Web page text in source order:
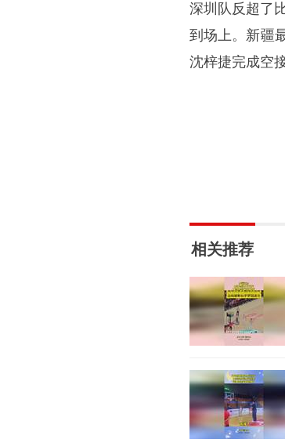
深圳队反超了
到场上。新疆
沈梓捷完成空
相关推荐